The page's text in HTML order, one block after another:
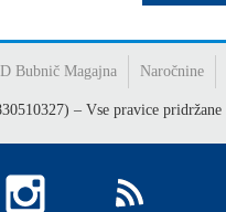
Bubnič Magajna Naročnine
– Vse pravice pridržane